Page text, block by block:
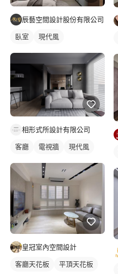
辰藝空間設計股份有限公司
臥室 現代風
相形式所設計有限公司
客廳 電視牆 現代風
皇冠室內空間設計
客廳天花板 平頂天花板